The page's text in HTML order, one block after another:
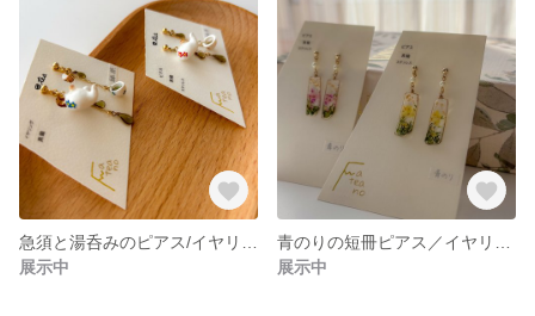
展示中
展示中